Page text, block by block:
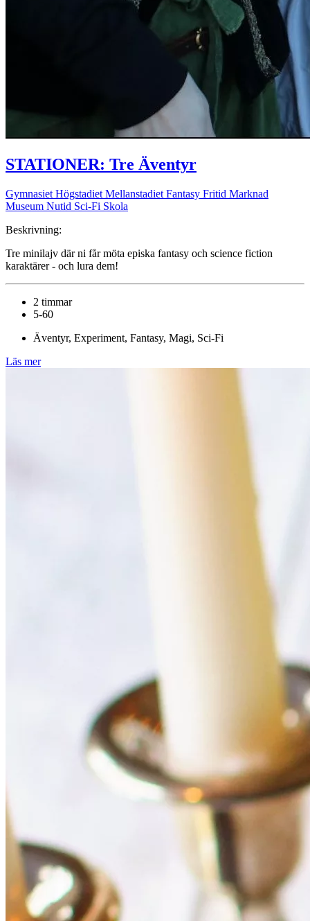
STATIONER: Tre Äventyr
Gymnasiet Högstadiet Mellanstadiet Fantasy Fritid Marknad
Museum Nutid Sci-Fi Skola
Beskrivning:
Tre minilajv där ni får möta episka fantasy och science fiction
karaktärer - och lura dem!
2 timmar
5-60
Äventyr, Experiment, Fantasy, Magi, Sci-Fi
Läs mer